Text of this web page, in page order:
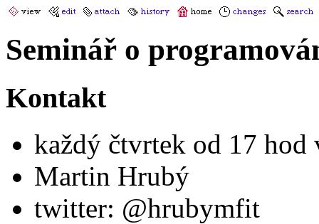
Seminář o
Kontakt
každý čtvrtek od 17 hod
Martin Hrubý
twitter: @hrubymfit